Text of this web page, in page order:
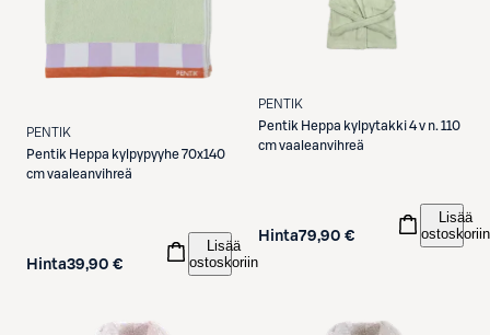
PENTIK
Pentik Heppa kylpypyyhe 70x140
cm vaaleanvihreä
Hinta39,90 €
Lisää
ostoskoriin
PENTIK
Pentik Heppa kylpytakki 4 v n. 110
cm vaaleanvihreä
Hinta79,90 €
Lisää
ostoskoriin